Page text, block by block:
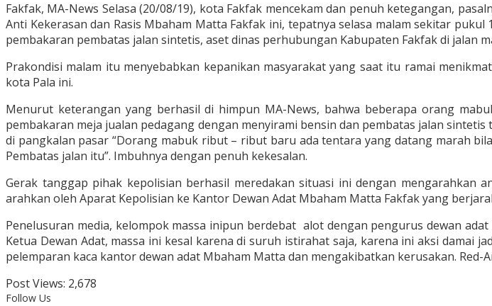
Fakfak, MA-News Selasa (20/08/19), kota Fakfak mencekam dan penuh ketegangan,
Anti Kekerasan dan Rasis Mbaham Matta Fakfak ini, tepatnya selasa malam sekitar
pembakaran pembatas jalan sintetis, aset dinas perhubungan Kabupaten Fakfak di jalan
Prakondisi malam itu menyebabkan kepanikan masyarakat yang saat itu ramai
kota Pala ini.
Menurut keterangan yang berhasil di himpun MA-News, bahwa beberapa orang
pembakaran meja jualan pedagang dengan menyirami bensin dan pembatas jalan
di pangkalan pasar “Dorang mabuk ribut – ribut baru ada tentara yang datang marah
Pembatas jalan itu”. Imbuhnya dengan penuh kekesalan.
Gerak tanggap pihak kepolisian berhasil meredakan situasi ini dengan mengarahkan
arahkan oleh Aparat Kepolisian ke Kantor Dewan Adat Mbaham Matta Fakfak yang
Penelusuran media, kelompok massa inipun berdebat alot dengan pengurus dewan
Ketua Dewan Adat, massa ini kesal karena di suruh istirahat saja, karena ini aksi damai
pelemparan kaca kantor dewan adat Mbaham Matta dan mengakibatkan kerusakan. Red-
Post Views: 2,678
Follow Us